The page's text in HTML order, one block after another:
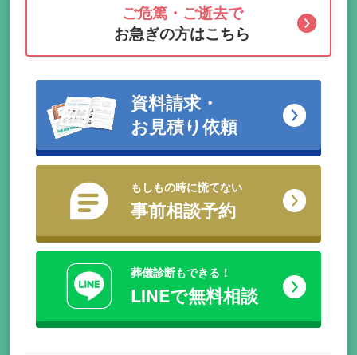
ご危篤・ご逝去で
お急ぎの方はこちら
資料請求・
お見積り依頼
もしもの時に慌てない
事前相談予約
葬儀診断もできる！
LINEで無料相談